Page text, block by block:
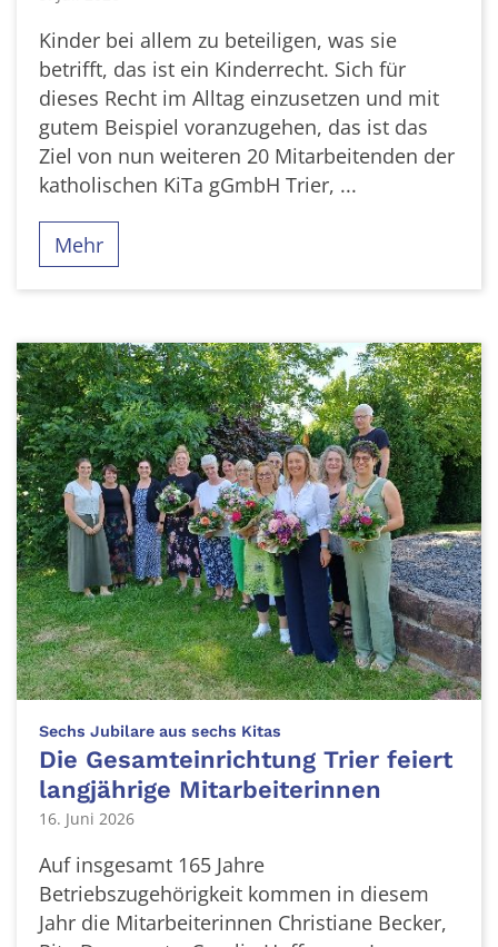
Kinder bei allem zu beteiligen, was sie
betrifft, das ist ein Kinderrecht. Sich für
dieses Recht im Alltag einzusetzen und mit
gutem Beispiel voranzugehen, das ist das
Ziel von nun weiteren 20 Mitarbeitenden der
katholischen KiTa gGmbH Trier, ...
Mehr
Sechs Jubilare aus sechs Kitas
Die Gesamteinrichtung Trier feiert
langjährige Mitarbeiterinnen
16. Juni 2026
Auf insgesamt 165 Jahre
Betriebszugehörigkeit kommen in diesem
Jahr die Mitarbeiterinnen Christiane Becker,